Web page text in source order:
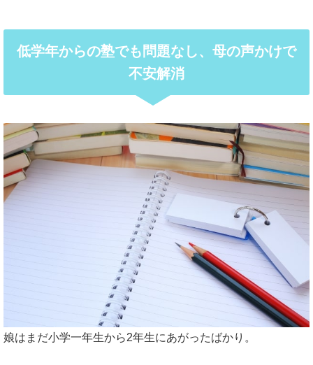
低学年からの塾でも問題なし、母の声かけで
不安解消
娘はまだ小学一年生から2年生にあがったばかり。